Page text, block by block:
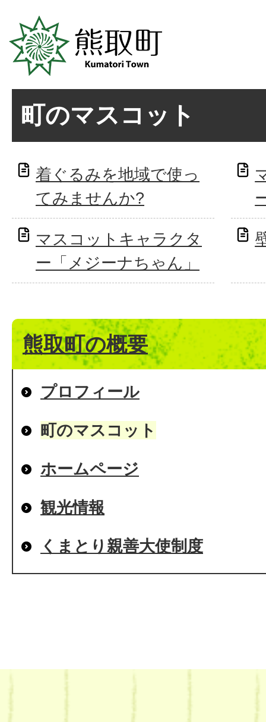
町のマスコット
着ぐるみを地域で使っ
てみませんか?
マスコットキャラクタ
ー「メジーナちゃん」
熊取町の概要
プロフィール
町のマスコット
ホームページ
観光情報
くまとり親善大使制度